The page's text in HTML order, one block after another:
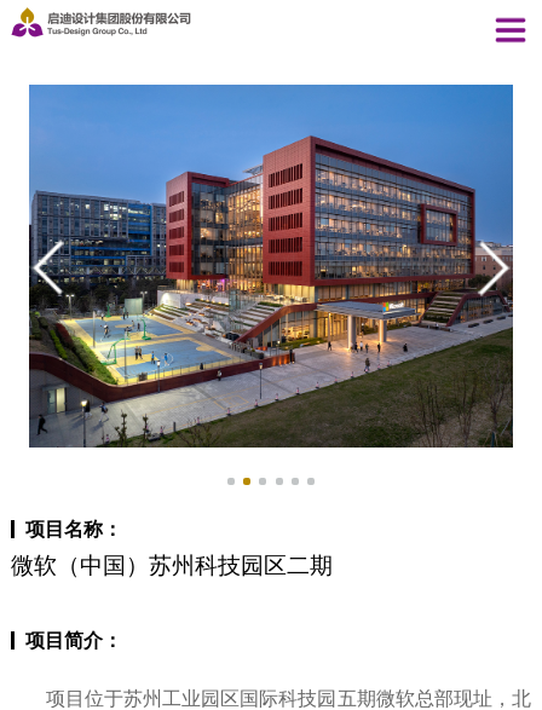
项目名称：
微软（中国）苏州科技园区二期
项目简介：
项目位于苏州工业园区国际科技园五期微软总部现址，北